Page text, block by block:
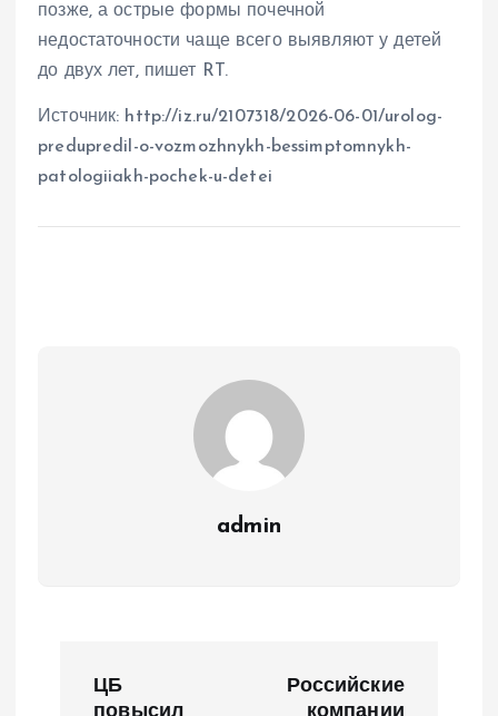
позже, а острые формы почечной
недостаточности чаще всего выявляют у детей
до двух лет, пишет RT.
Источник: http://iz.ru/2107318/2026-06-01/urolog-
predupredil-o-vozmozhnykh-bessimptomnykh-
patologiiakh-pochek-u-detei
admin
ЦБ
Российские